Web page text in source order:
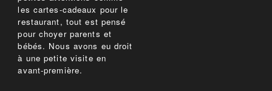
les cartes-cadeaux pour le
restaurant, tout est pensé
pour choyer parents et
bébés. Nous avons eu droit
à une petite visite en
avant-première.